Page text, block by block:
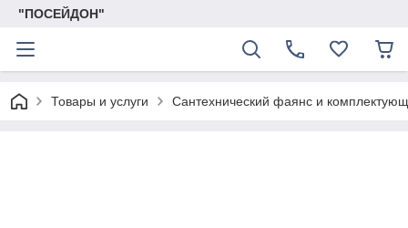
"ПОСЕЙДОН"
Товары и услуги Сантехнический фаянс и